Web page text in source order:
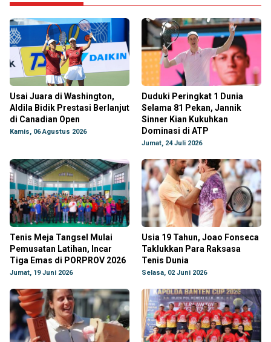
Usai Juara di Washington,
Aldila Bidik Prestasi Berlanjut
di Canadian Open
Kamis, 06 Agustus 2026
Duduki Peringkat 1 Dunia
Selama 81 Pekan, Jannik
Sinner Kian Kukuhkan
Dominasi di ATP
Jumat, 24 Juli 2026
Tenis Meja Tangsel Mulai
Pemusatan Latihan, Incar
Tiga Emas di PORPROV 2026
Jumat, 19 Juni 2026
Usia 19 Tahun, Joao Fonseca
Taklukkan Para Raksasa
Tenis Dunia
Selasa, 02 Juni 2026